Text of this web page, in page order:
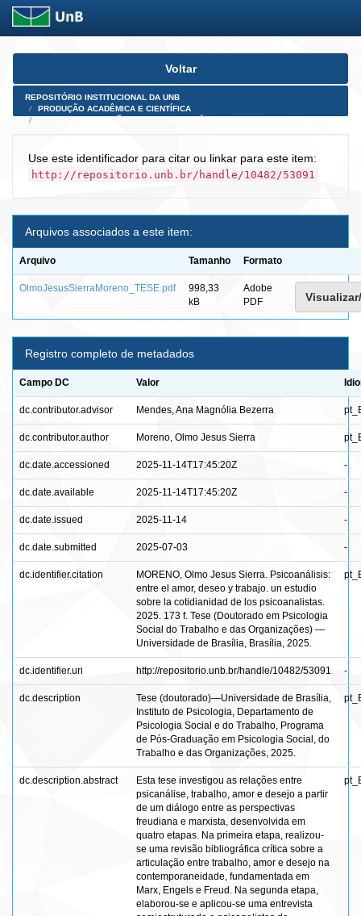
Skip
Voltar
REPOSITÓRIO INSTITUCIONAL DA UNB
PRODUÇÃO ACADÊMICA E CIENTÍFICA
Use este identificador para citar ou linkar para este item:
http://repositorio.unb.br/handle/10482/53091
Arquivos associados a este item:
Arquivo Tamanho Formato
OlmoJesusSierraMoreno_TESE.pdf
998,33
kB
Adobe
PDF
Registro completo de metadados
Campo DC Valor
dc.contributor.advisor Mendes, Ana Magnólia Bezerra
dc.contributor.author Moreno, Olmo Jesus Sierra
dc.date.accessioned 2025-11-14T17:45:20Z -
dc.date.available 2025-11-14T17:45:20Z -
dc.date.issued 2025-11-14 -
dc.date.submitted 2025-07-03 -
dc.identifier.citation
MORENO, Olmo Jesus Sierra. Psicoanálisis:
entre el amor, deseo y trabajo. un estudio
sobre la cotidianidad de los psicoanalistas.
2025. 173 f. Tese (Doutorado em Psicologia
Social do Trabalho e das Organizações) —
Universidade de Brasília, Brasília, 2025.
dc.identifier.uri http://repositorio.unb.br/handle/10482/53091 -
dc.description
Tese (doutorado)—Universidade de Brasília,
Instituto de Psicologia, Departamento de
Psicologia Social e do Trabalho, Programa
de Pós-Graduação em Psicologia Social, do
Trabalho e das Organizações, 2025.
dc.description.abstract
Esta tese investigou as relações entre
psicanálise, trabalho, amor e desejo a partir
de um diálogo entre as perspectivas
freudiana e marxista, desenvolvida em
quatro etapas. Na primeira etapa, realizou-
se uma revisão bibliográfica crítica sobre a
articulação entre trabalho, amor e desejo na
contemporaneidade, fundamentada em
Marx, Engels e Freud. Na segunda etapa,
elaborou-se e aplicou-se uma entrevista